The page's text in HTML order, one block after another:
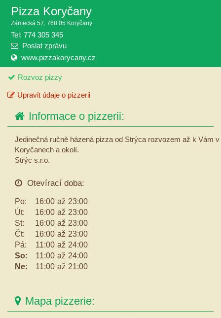
Pizza Koryčany
Zámecká 57, 768 05 Koryčany
Tel: 774 305 345
Poslat zprávu
www.pizzakorycany.cz
Rozvoz pizzy
Upravit údaje o pizzerii
Informace o pizzerii:
Jedinečná ručně házená pizza od Strýca rozvozem až k Vám v
Koryčanech a okolí.
Strýc s.r.o.
Otevírací doba:
Po: 16:00 až 23:00
Út:
16:00 až 23:00
St:
16:00 až 23:00
Čt:
16:00 až 23:00
Pá:
11:00 až 24:00
So:
11:00 až 24:00
Ne:
11:00 až 21:00
Mapa pizzerie: